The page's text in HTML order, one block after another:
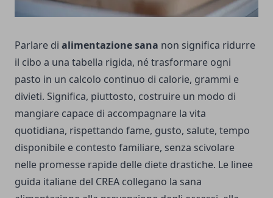
Parlare di alimentazione sana non significa ridurre
il cibo a una tabella rigida, né trasformare ogni
pasto in un calcolo continuo di calorie, grammi e
divieti. Significa, piuttosto, costruire un modo di
mangiare capace di accompagnare la vita
quotidiana, rispettando fame, gusto, salute, tempo
disponibile e contesto familiare, senza scivolare
nelle promesse rapide delle diete drastiche. Le linee
guida italiane del CREA collegano la sana